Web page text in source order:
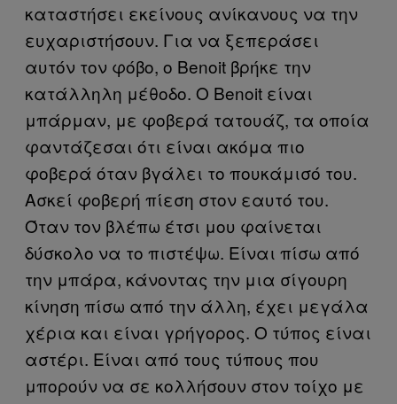
καταστήσει εκείνους ανίκανους να την
ευχαριστήσουν. Για να ξεπεράσει
αυτόν τον φόβο, ο Benoit βρήκε την
κατάλληλη μέθοδο. Ο Benoit είναι
μπάρμαν, με φοβερά τατουάζ, τα οποία
φαντάζεσαι ότι είναι ακόμα πιο
φοβερά όταν βγάλει το πουκάμισό του.
Ασκεί φοβερή πίεση στον εαυτό του.
Όταν τον βλέπω έτσι μου φαίνεται
δύσκολο να το πιστέψω. Είναι πίσω από
την μπάρα, κάνοντας την μια σίγουρη
κίνηση πίσω από την άλλη, έχει μεγάλα
χέρια και είναι γρήγορος. Ο τύπος είναι
αστέρι. Είναι από τους τύπους που
μπορούν να σε κολλήσουν στον τοίχο με